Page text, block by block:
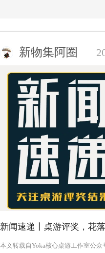
新物集阿圈
新闻速递丨桌游评奖，花
本文转载自Yoka核心桌游工作室公众